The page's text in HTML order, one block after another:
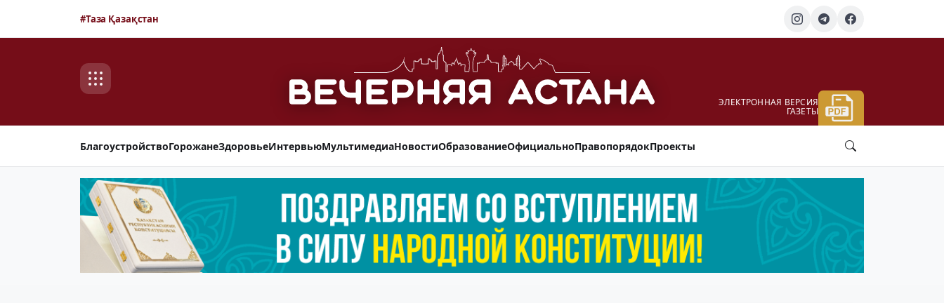
#Таза Қазақстан
ЭЛЕКТРОННАЯ ВЕРСИЯ
ГАЗЕТЫ
БлагоустройствоГорожанеЗдоровьеИнтервьюМультимедиаНовостиОбразованиеОфициальноПравопорядокПроекты